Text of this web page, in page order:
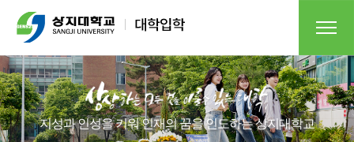
지성과 인성을 키워 인재의 꿈을 인도하는 상지대학교